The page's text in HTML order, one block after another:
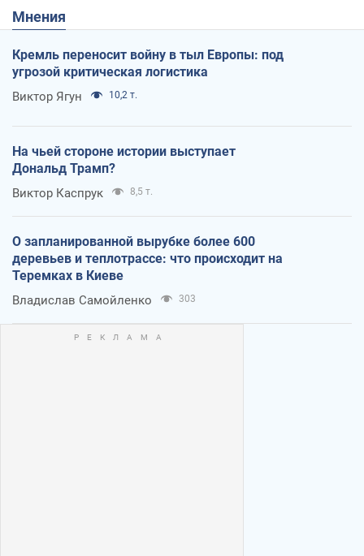
Мнения
Кремль переносит войну в тыл Европы: под
угрозой критическая логистика
Виктор Ягун 10,2 т.
На чьей стороне истории выступает
Дональд Трамп?
Виктор Каспрук 8,5 т.
О запланированной вырубке более 600
деревьев и теплотрассе: что происходит на
Теремках в Киеве
Владислав Самойленко 303